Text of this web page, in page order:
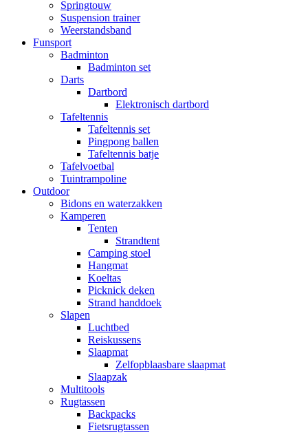
Springtouw
Suspension trainer
Weerstandsband
Funsport
Badminton
Badminton set
Darts
Dartbord
Elektronisch dartbord
Tafeltennis
Tafeltennis set
Pingpong ballen
Tafeltennis batje
Tafelvoetbal
Tuintrampoline
Outdoor
Bidons en waterzakken
Kamperen
Tenten
Strandtent
Camping stoel
Hangmat
Koeltas
Picknick deken
Strand handdoek
Slapen
Luchtbed
Reiskussens
Slaapmat
Zelfopblaasbare slaapmat
Slaapzak
Multitools
Rugtassen
Backpacks
Fietsrugtassen